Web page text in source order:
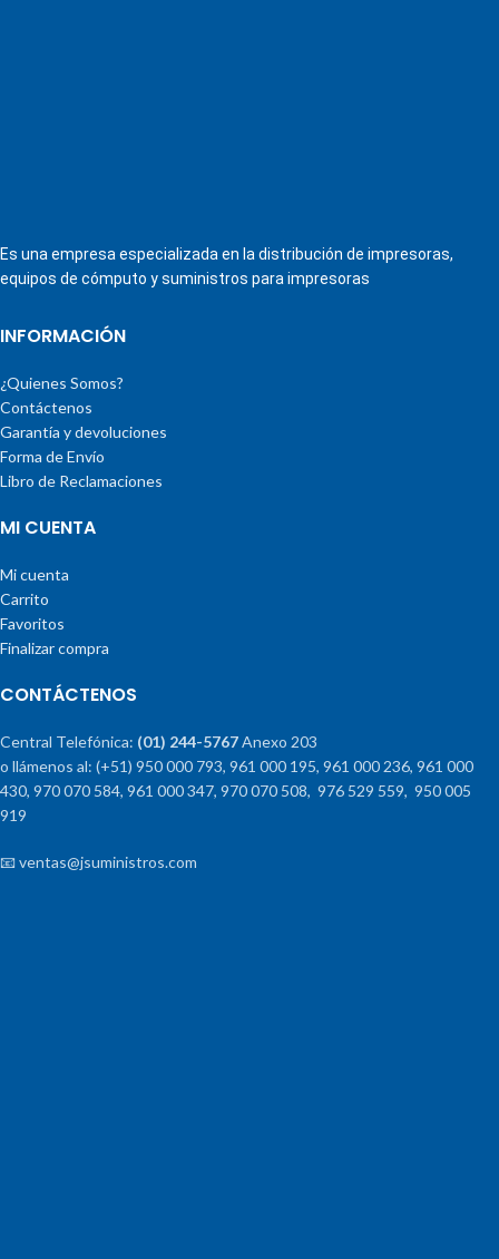
Es una empresa especializada en la distribución de impresoras,
equipos de cómputo y suministros para impresoras
INFORMACIÓN
¿Quienes Somos?
Contáctenos
Garantía y devoluciones
Forma de Envío
Libro de Reclamaciones
MI CUENTA
Mi cuenta
Carrito
Favoritos
Finalizar compra
CONTÁCTENOS
Central Telefónica: (01) 244-5767Anexo 203
o llámenos al: (+51) 950 000 793, 961 000 195, 961 000 236, 961 000
430, 970 070 584, 961 000 347, 970 070 508, 976 529 559, 950 005
919
📧 ventas@jsuministros.com